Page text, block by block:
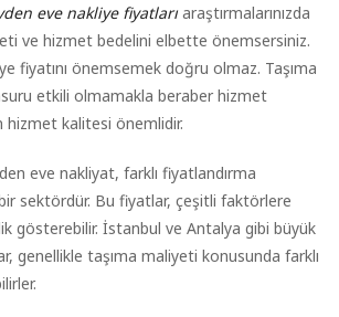
eve nakliye fiyatlarıaraştırmalarınızda
ve hizmet bedelini elbette önemsersiniz.
fiyatını önemsemek doğru olmaz. Taşıma
etkili olmamakla beraber hizmet
hizmet kalitesi önemlidir.
eve nakliyat, farklı fiyatlandırma
sektördür. Bu fiyatlar, çeşitli faktörlere
gösterebilir. İstanbul ve Antalya gibi büyük
genellikle taşıma maliyeti konusunda farklı